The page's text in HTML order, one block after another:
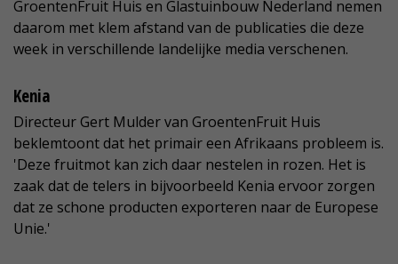
GroentenFruit Huis en Glastuinbouw Nederland nemen
daarom met klem afstand van de publicaties die deze
week in verschillende landelijke media verschenen.
Kenia
Directeur Gert Mulder van GroentenFruit Huis
beklemtoont dat het primair een Afrikaans probleem is.
'Deze fruitmot kan zich daar nestelen in rozen. Het is
zaak dat de telers in bijvoorbeeld Kenia ervoor zorgen
dat ze schone producten exporteren naar de Europese
Unie.'